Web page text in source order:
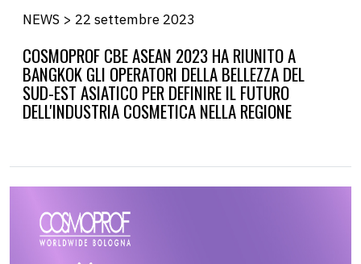
NEWS > 22 settembre 2023
COSMOPROF CBE ASEAN 2023 HA RIUNITO A
BANGKOK GLI OPERATORI DELLA BELLEZZA DEL
SUD-EST ASIATICO PER DEFINIRE IL FUTURO
DELL'INDUSTRIA COSMETICA NELLA REGIONE